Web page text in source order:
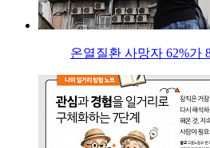
온열질환 사망자 62%가